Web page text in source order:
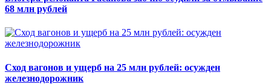
68 млн рублей
Сход вагонов и ущерб на 25 млн рублей: осужден
железнодорожник